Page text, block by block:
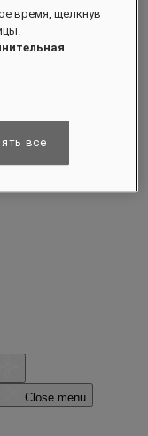
Close menu
время, щелкнув
все